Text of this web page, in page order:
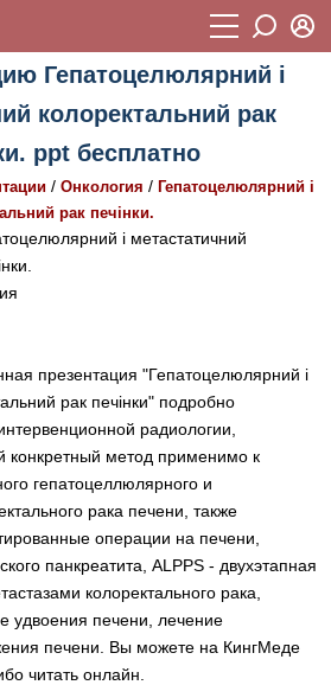
2474
и неотложной помощи
и инструментальных
Гепатоцелюлярний і
колоректальний рак
ppt бесплатно
/ Онкология / Гепатоцелюлярний і
рак печінки.
і метастатичний
презентация "Гепатоцелюлярний і
рак печінки" подробно
радиологии,
конкретный метод применимо к
гепатоцеллюлярного и
рака печени, также
операции на печени,
панкреатита, ALPPS - двухэтапная
колоректального рака,
удвоения печени, лечение
печени. Вы можете на КингМеде
читать онлайн.